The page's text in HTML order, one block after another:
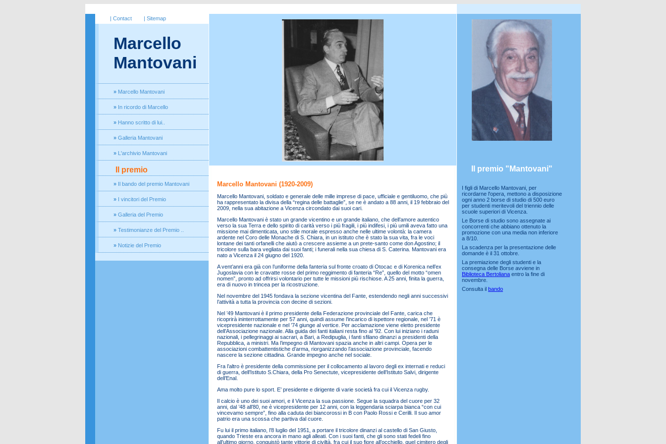
| Contact | Sitemap
Marcello
Mantovani
» Marcello Mantovani
» In ricordo di Marcello
» Hanno scritto di lui.
» Galleria Mantovani
» L'archivio Mantovani
Il premio
» Il bando del premio Mantovani
» I vincitori del Premio
» Galleria del Premio
» Testimonianze del Premio ..
» Notizie del Premio
Marcello Mantovani (1920-2009)
Marcello Mantovani, soldato e generale delle mille imprese di pace, ufficiale e gentiluomo, che più
ha rappresentato la divisa della “regina delle battaglie”, se ne è andato a 88 anni, il 19 febbraio del
2009, nella sua abitazione a Vicenza circondato dai suoi cari.
Marcello Mantovani è stato un grande vicentino e un grande italiano, che dell’amore autentico
verso la sua Terra e dello spirito di carità verso i più fragili, i più indifesi, i più umili aveva fatto una
missione mai dimenticata, uno stile morale espresso anche nelle ultime volontà: la camera
ardente nel Coro delle Monache di S. Chiara, in un istituto che è stato la sua vita, fra le voci
lontane dei tanti orfanelli che aiutò a crescere assieme a un prete-santo come don Agostino; il
tricolore sulla bara vegliata dai suoi fanti; i funerali nella sua chiesa di S. Caterina. Mantovani era
nato a Vicenza il 24 giugno del 1920.
A vent’anni era già con l’uniforme della fanteria sul fronte croato di Otocac e di Korenica nell’ex
Jugoslavia con le cravatte rosse del primo reggimento di fanteria “Re”, quello del motto “omen
nomen”, pronto ad offrirsi volontario per tutte le missioni più rischiose. A 25 anni, finita la guerra,
era di nuovo in trincea per la ricostruzione.
Nel novembre del 1945 fondava la sezione vicentina del Fante, estendendo negli anni successivi
l’attività a tutta la provincia con decine di sezioni.
Nel ’49 Mantovani è il primo presidente della Federazione provinciale del Fante, carica che
ricoprirà ininterrottamente per 57 anni, quindi assume l’incarico di ispettore regionale, nel ’71 è
vicepresidente nazionale e nel ’74 giunge al vertice. Per acclamazione viene eletto presidente
dell’Associazione nazionale. Alla guida dei fanti italiani resta fino al ’92. Con lui iniziano i raduni
nazionali, i pellegrinaggi ai sacrari, a Bari, a Redipuglia, i fanti sfilano dinanzi a presidenti della
Repubblica, a ministri. Ma l’impegno di Mantovani spazia anche in altri campi. Opera per le
associazioni combattentistiche d’arma, riorganizzando l’associazione provinciale, facendo
nascere la sezione cittadina. Grande impegno anche nel sociale.
Fra l’altro è presidente della commissione per il collocamento al lavoro degli ex internati e reduci
di guerra, dell’Istituto S.Chiara, della Pro Senectute, vicepresidente dell’Istituto Salvi, dirigente
dell’Enal.
Ama molto pure lo sport. E’ presidente e dirigente di varie società fra cui il Vicenza rugby.
Il calcio è uno dei suoi amori, e il Vicenza la sua passione. Segue la squadra del cuore per 32
anni, dal ’48 all’80, ne è vicepresidente per 12 anni, con la leggendaria sciarpa bianca “con cui
vincevamo sempre”, fino alla caduta dei biancorossi in B con Paolo Rossi e Cerilli. Il suo amor
patrio era una scossa che partiva dal cuore.
Fu lui il primo italiano, l’8 luglio del 1951, a portare il tricolore dinanzi al castello di San Giusto,
quando Trieste era ancora in mano agli alleati. Con i suoi fanti, che gli sono stati fedeli fino
all’ultimo giorno, conquistò tante vittorie di civiltà, fra cui il suo fiore all’occhiello, quel cimitero degli
Il premio "Mantovani"
I figli di Marcello Mantovani, per
ricordarne l'opera, mettono a disposizione
ogni anno 2 borse di studio di 500 euro
per studenti meritevoli del triennio delle
scuole superiori di Vicenza.
Le Borse di studio sono assegnate ai
concorrenti che abbiano ottenuto la
promozione con una media non inferiore
a 8/10.
La scadenza per la presentazione delle
domande è il 31 ottobre.
La premiazione degli studenti e la
consegna delle Borse avviene in
Biblioteca Bertoliana entro la fine di
novembre.
Consulta il bando